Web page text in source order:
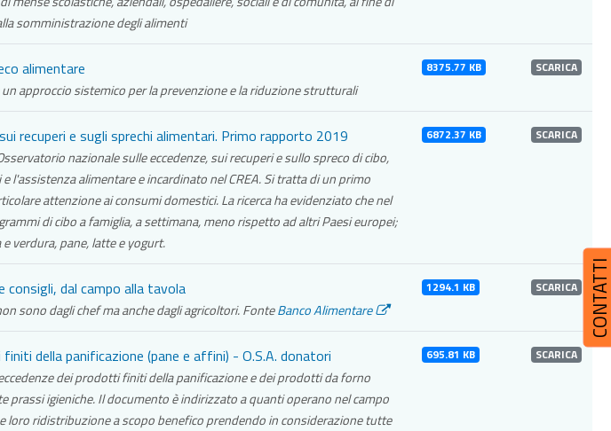
somministrazione degli alimenti
alimentare
approccio sistemico per la prevenzione e la riduzione strutturali
8375.77 KB SCARICA
recuperi e sugli sprechi alimentari. Primo rapporto 2019
nazionale sulle eccedenze, sui recuperi e sullo spreco di cibo,
l'assistenza alimentare e incardinato nel CREA. Si tratta di un primo
attenzione ai consumi domestici. La ricerca ha evidenziato che nel
di cibo a famiglia, a settimana, meno rispetto ad altri Paesi europei;
verdura, pane, latte e yogurt.
6872.37 KB SCARICA
consigli, dal campo alla tavola
sono dagli chef ma anche dagli agricoltori. FonteBanco Alimentare
1294.1 KB SCARICA
della panificazione (pane e affini) - O.S.A. donatori
dei prodotti finiti della panificazione e dei prodotti da forno
prassi igieniche. Il documento è indirizzato a quanti operano nel campo
loro ridistribuzione a scopo benefico prendendo in considerazione tutte
695.81 KB SCARICA